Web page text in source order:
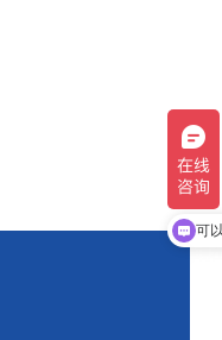
可